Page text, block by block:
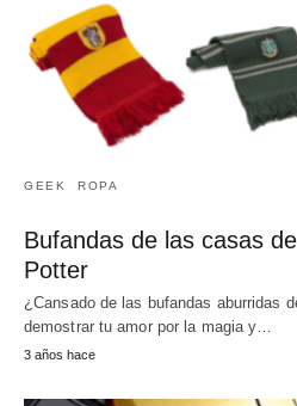
GEEK ROPA
Bufandas de las casas
Potter
¿Cansado de las bufandas aburridas
demostrar tu amor por la magia y…
3 años hace